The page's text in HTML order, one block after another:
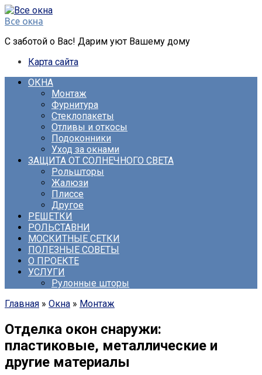
Перейти
к
Все окна
С заботой о Вас! Дарим уют Вашему дому
Карта сайта
ОКНА
Монтаж
Фурнитура
Стеклопакеты
Отливы и откосы
Подоконники
Уход за окнами
ЗАЩИТА ОТ СОЛНЕЧНОГО СВЕТА
Рольшторы
Жалюзи
Плиссе
Другое
РЕШЕТКИ
РОЛЬСТАВНИ
МОСКИТНЫЕ СЕТКИ
ПОЛЕЗНЫЕ СОВЕТЫ
О ПРОЕКТЕ
УСЛУГИ
Рулонные шторы
Главная » Окна » Монтаж
Отделка окон снаружи:
пластиковые, металлические и
другие материалы